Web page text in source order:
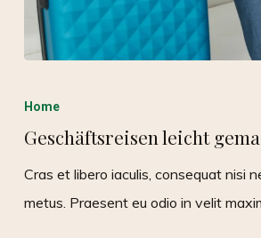
Home
Geschäftsreisen leicht
Cras et libero iaculis, consequat nisi
metus. Praesent eu odio in velit